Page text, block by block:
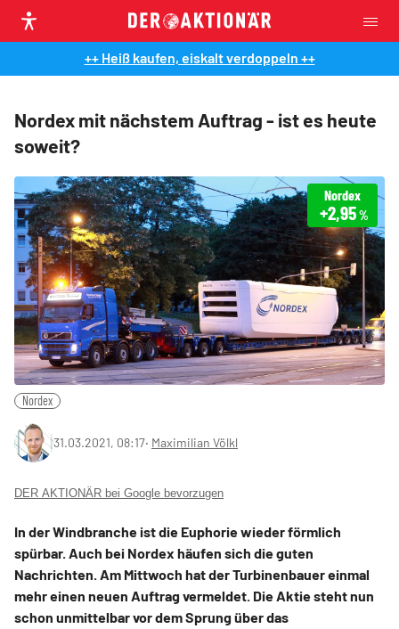
++ Heiß kaufen, eiskalt verdoppeln ++
Nordex mit nächstem Auftrag - ist es heute
soweit?
Nordex
+2,95%
Nordex
31.03.2021, 08:17‧ Maximilian Völkl
DER AKTIONÄR bei Google bevorzugen
In der Windbranche ist die Euphorie wieder förmlich
spürbar. Auch bei Nordex häufen sich die guten
Nachrichten. Am Mittwoch hat der Turbinenbauer einmal
mehr einen neuen Auftrag vermeldet. Die Aktie steht nun
schon unmittelbar vor dem Sprung über das